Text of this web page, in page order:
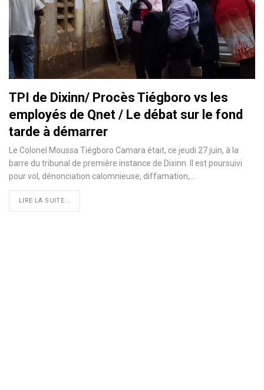
TPI de Dixinn/ Procès Tiégboro vs les
employés de Qnet / Le débat sur le fond
tarde à démarrer
Le Colonel Moussa Tiégboro Camara était, ce jeudi 27 juin, à la
barre du tribunal de première instance de Dixinn. Il est poursuivi
pour vol, dénonciation calomnieuse, diffamation,
LIRE LA SUITE...